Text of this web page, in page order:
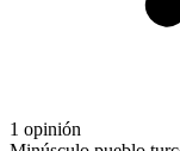
1 opinión